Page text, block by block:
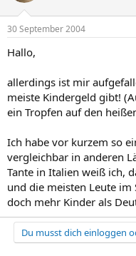
30 September 2004
Hallo,
allerdings ist mir
meiste Kindergeld gibt!
ein Tropfen auf den
Ich habe vor kurzem so
vergleichbar in anderen
Tante in Italien weiß ich,
und die meisten Leute
doch mehr Kinder als
Du musst dich einloggen